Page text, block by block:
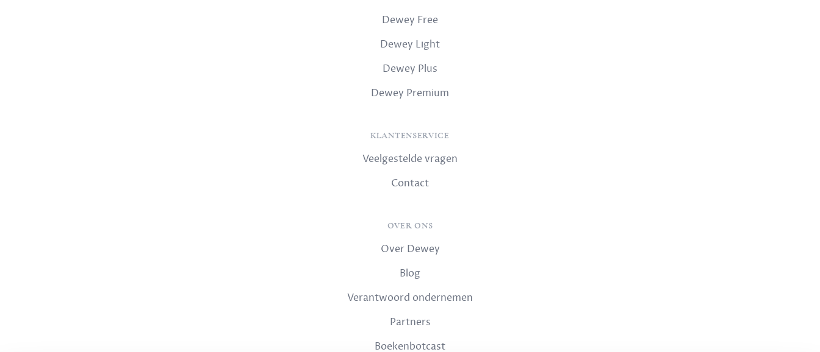
Dewey Free
Dewey Light
Dewey Plus
Dewey Premium
KLANTENSERVICE
Veelgestelde vragen
Contact
OVER ONS
Over Dewey
Blog
Verantwoord ondernemen
Partners
Boekenbotcast